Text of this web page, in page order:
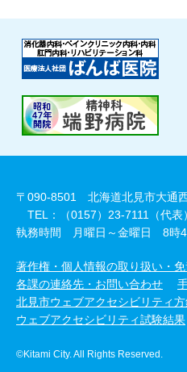
〒090-8501 北海道北見市大通
TEL：（0157）23-7111（代表）
執務時間 月曜日～金曜日 8時
著作権・個人情報の取り扱い・
各課の連絡先・お問い合わせ
北見市ウェブアクセシビリティ
ウェブアクセシビリティ試験結果
©Kitami City. All Rights Reserved.